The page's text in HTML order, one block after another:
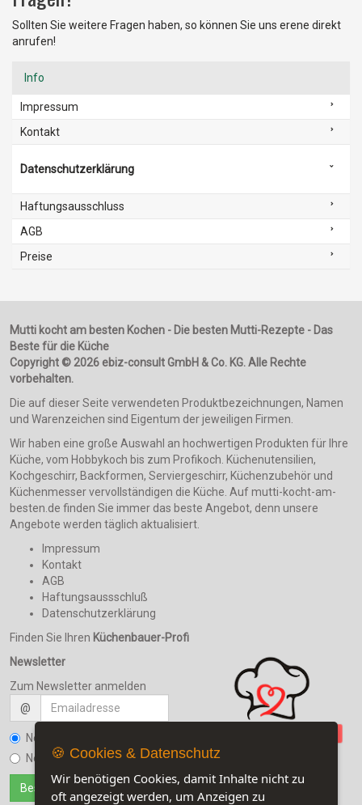
Sollten Sie weitere Fragen haben, so können Sie uns erene direkt
anrufen!
Info
Impressum
Kontakt
Datenschutzerklärung
Haftungsausschluss
AGB
Preise
Mutti kocht am besten Kochen - Die besten Mutti-Rezepte - Das
Beste für die Küche
Copyright © 2026 ebiz-consult GmbH & Co. KG. Alle Rechte
vorbehalten.
Die auf dieser Seite verwendeten Produktbezeichnungen, Namen
und Warenzeichen sind Eigentum der jeweiligen Firmen.
Wir haben eine große Auswahl an hochwertigen Produkten für Ihre
Küche, vom Hobbykoch bis zum Profikoch. Küchenutensilien,
Kochgeschirr, Backformen, Serviergeschirr, Küchenzubehör und
Küchenmesser vervollständigen die Küche. Auf mutti-kocht-am-
besten.de finden Sie immer das beste Angebot, denn unsere
Angebote werden täglich aktualisiert.
Impressum
Kontakt
AGB
Haftungsaussschluß
Datenschutzerklärung
Finden Sie Ihren Küchenbauer-Profi
Newsletter
Zum Newsletter anmelden
@
Newsletter bestellen
Newsletter kündigen
🍪 Cookies & Datenschutz
Wir benötigen Cookies, damit Inhalte nicht zu
oft angezeigt werden, um Anzeigen zu